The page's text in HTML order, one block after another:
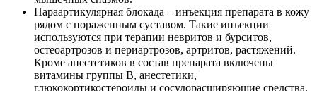
Параартикулярная блокада – инъекция препарата в кожу
рядом с пораженным суставом. Такие инъекции
используются при терапии невритов и бурситов,
остеоартрозов и периартрозов, артритов, растяжений.
Кроме анестетиков в состав препарата включены
витамины группы B, анестетики,
глюкокортикостероиды и сосудорасширяющие средства.